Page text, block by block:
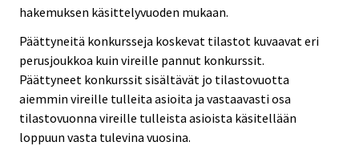
hakemuksen käsittelyvuoden mukaan.
Päättyneitä konkursseja koskevat tilastot kuvaavat eri
perusjoukkoa kuin vireille pannut konkurssit.
Päättyneet konkurssit sisältävät jo tilastovuotta
aiemmin vireille tulleita asioita ja vastaavasti osa
tilastovuonna vireille tulleista asioista käsitellään
loppuun vasta tulevina vuosina.